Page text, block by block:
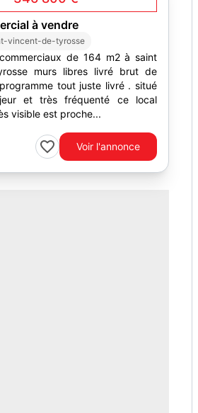
à vendre
vincent-de-tyrosse
de 164 m2 à saint
brut de
tout juste livré . situé
et très fréquenté ce local
visible est proche...
Voir l'annonce